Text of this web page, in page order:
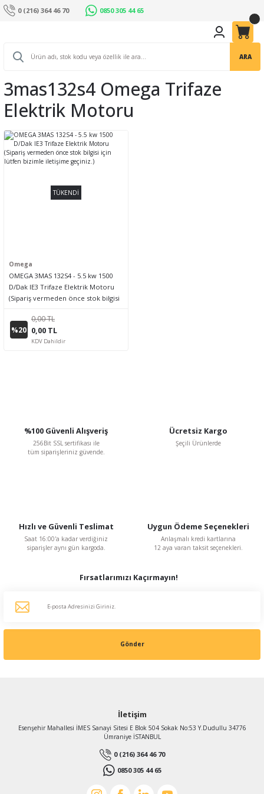
0 (216) 364 46 70 0850 305 44 65
ARA
3mas132s4 Omega Trifaze
Elektrik Motoru
TÜKENDİ
Omega
OMEGA 3MAS 132S4 - 5.5 kw 1500
D/Dak IE3 Trifaze Elektrik Motoru
(Sipariş vermeden önce stok bilgisi
%20
0,00 TL
0,00 TL
KDV Dahildir
%100 Güvenli Alışveriş
256Bit SSL sertifikası ile
tüm siparişleriniz güvende.
Ücretsiz Kargo
Şeçili Ürünlerde
Hızlı ve Güvenli Teslimat
Saat 16:00'a kadar verdiğiniz
siparişler aynı gün kargoda.
Uygun Ödeme Seçenekleri
Anlaşmalı kredi kartlarına
12 aya varan taksit seçenekleri.
Fırsatlarımızı Kaçırmayın!
Gönder
İletişim
Esenşehir Mahallesi İMES Sanayi Sitesi E Blok 504 Sokak No:53 Y.Dudullu 34776
Ümraniye İSTANBUL
0 (216) 364 46 70
0850 305 44 65